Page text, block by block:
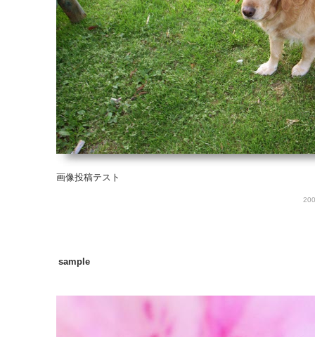
画像投稿テスト
sample